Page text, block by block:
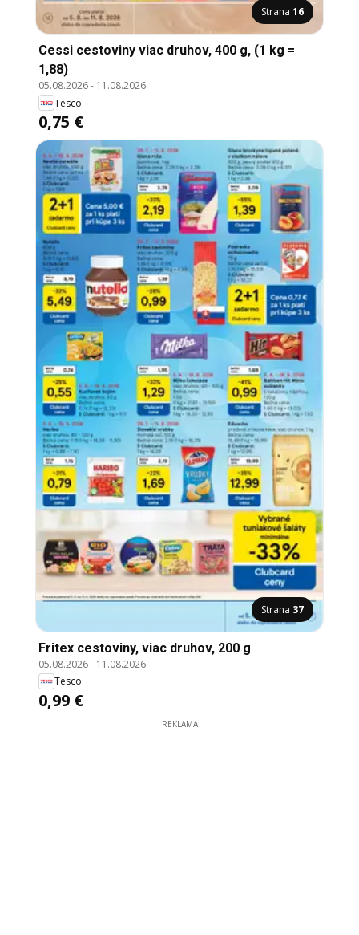
Strana 16
Cessi cestoviny viac druhov, 400 g, (1 kg =
1,88)
05.08.2026- 11.08.2026
Tesco
0,75 €
Strana 37
Fritex cestoviny, viac druhov, 200 g
05.08.2026- 11.08.2026
Tesco
0,99 €
REKLAMA